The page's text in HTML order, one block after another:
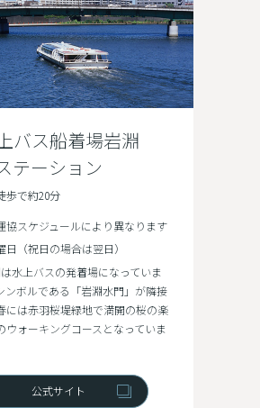
バス船着場岩淵
テーション
歩で約20分
協スケジュールにより異なります
日（祝日の場合は翌日）
水上バスの発着場になっていま
ンボルである「岩淵水門」が隣接
には赤羽桜堤緑地で満開の桜の楽
ウォーキングコースとなっていま
公式サイト